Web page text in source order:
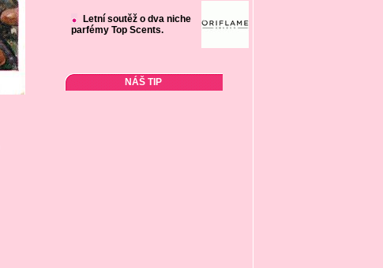
Letní soutěž o dva niche
parfémy Top Scents.
NÁŠ TIP